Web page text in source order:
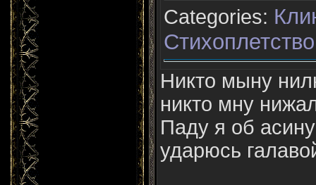
Categories:
Стихоплетство
Никто мыну
никто мну
Паду я об асину
ударюсь